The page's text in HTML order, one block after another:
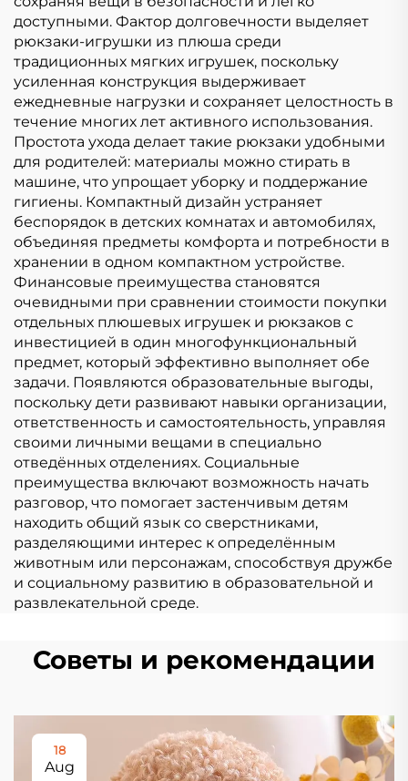
доступными. Фактор долговечности выделяет
рюкзаки-игрушки из плюша среди
традиционных мягких игрушек, поскольку
усиленная конструкция выдерживает
ежедневные нагрузки и сохраняет целостность в
течение многих лет активного использования.
Простота ухода делает такие рюкзаки удобными
для родителей: материалы можно стирать в
машине, что упрощает уборку и поддержание
гигиены. Компактный дизайн устраняет
беспорядок в детских комнатах и автомобилях,
объединяя предметы комфорта и потребности в
хранении в одном компактном устройстве.
Финансовые преимущества становятся
очевидными при сравнении стоимости покупки
отдельных плюшевых игрушек и рюкзаков с
инвестицией в один многофункциональный
предмет, который эффективно выполняет обе
задачи. Появляются образовательные выгоды,
поскольку дети развивают навыки организации,
ответственность и самостоятельность, управляя
своими личными вещами в специально
отведённых отделениях. Социальные
преимущества включают возможность начать
разговор, что помогает застенчивым детям
находить общий язык со сверстниками,
разделяющими интерес к определённым
животным или персонажам, способствуя дружбе
и социальному развитию в образовательной и
развлекательной среде.
Советы и рекомендации
18
Aug